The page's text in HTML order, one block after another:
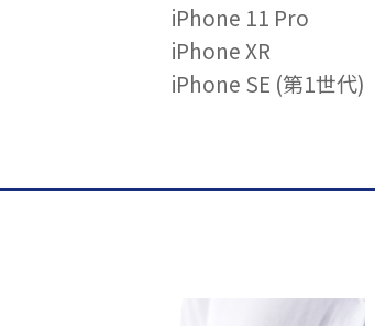
iPhone 11 Pro
iPhone XR
iPhone SE (第1世代)